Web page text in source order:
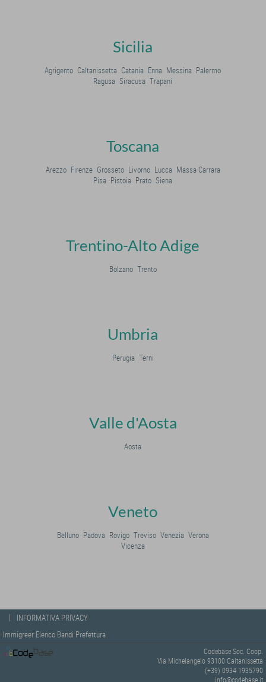
Sicilia
Agrigento Caltanissetta Catania Enna Messina Palermo
Ragusa Siracusa Trapani
Toscana
Arezzo Firenze Grosseto Livorno Lucca Massa Carrara
Pisa Pistoia Prato Siena
Trentino-Alto Adige
Bolzano Trento
Umbria
Perugia Terni
Valle d'Aosta
Aosta
Veneto
Belluno Padova Rovigo Treviso Venezia Verona
Vicenza
|
INFORMATIVA PRIVACY
Immigreer Elenco Bandi Prefettura
Codebase Soc. Coop.
Via Michelangelo 93100 Caltanissetta
(+39) 0934 1935790
info@codebase.it